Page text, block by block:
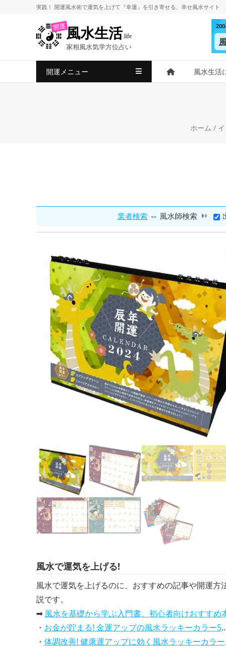
ス
実践！ 開運風水術で運気を上げて 『幸運』を引き寄せる、 幸せ風水サイト
開運風水生活.life
家相風水気学方位占い
開運メニュー 風水生活
ホーム /
業者検索 ⇔ 風水師検索
風水で運気を上げる!
風水で運気を上げるのに、おすすめの記事や開運方
説です。
➡ 風水を基礎から学ぶ入門書、初心者向けおすすめ
・ お金が貯まる! 金運アップの風水ラッキーカラー5選、効果解説
・ 体調改善! 健康運アップに効く風水ラッキーカラー5選、効果と活用法を解説